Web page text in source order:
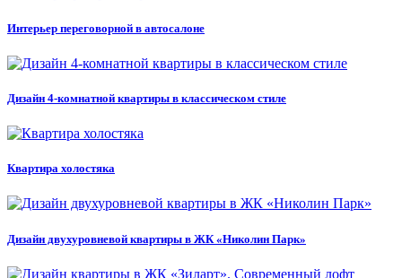
Интерьер переговорной в автосалоне
Дизайн 4-комнатной квартиры в классическом стиле
Квартира холостяка
Дизайн двухуровневой квартиры в ЖК «Николин Парк»